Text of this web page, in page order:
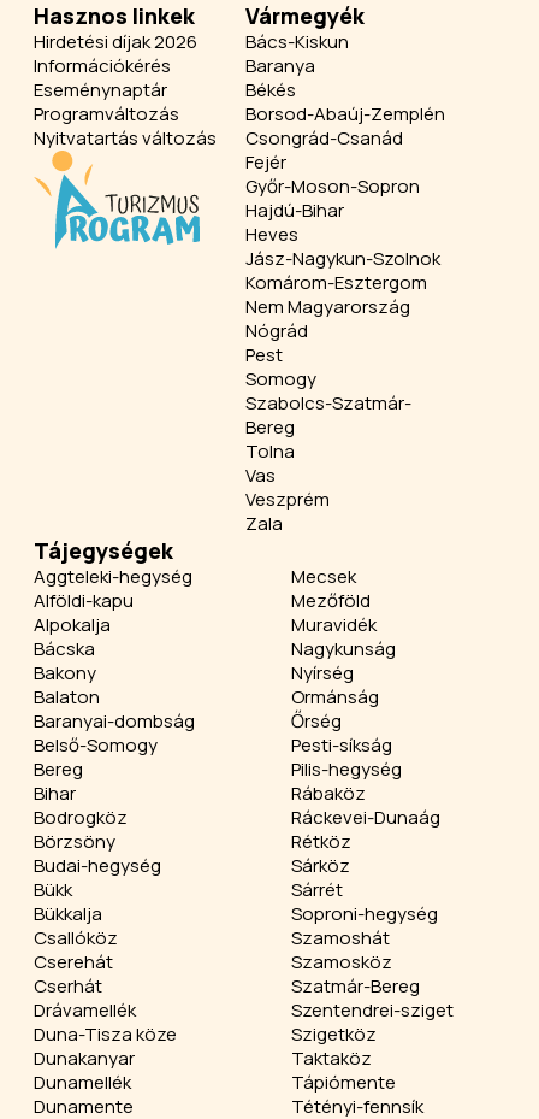
Hasznos linkek
Hirdetési díjak 2026
Információkérés
Eseménynaptár
Programváltozás
Nyitvatartás változás
Vármegyék
Bács-Kiskun
Baranya
Békés
Borsod-Abaúj-Zemplén
Csongrád-Csanád
Fejér
Győr-Moson-Sopron
Hajdú-Bihar
Heves
Jász-Nagykun-Szolnok
Komárom-Esztergom
Nem Magyarország
Nógrád
Pest
Somogy
Szabolcs-Szatmár-
Bereg
Tolna
Vas
Veszprém
Zala
Tájegységek
Aggteleki-hegység
Alföldi-kapu
Alpokalja
Bácska
Bakony
Balaton
Baranyai-dombság
Belső-Somogy
Bereg
Bihar
Bodrogköz
Börzsöny
Budai-hegység
Bükk
Bükkalja
Csallóköz
Cserehát
Cserhát
Drávamellék
Duna-Tisza köze
Dunakanyar
Dunamellék
Dunamente
Mecsek
Mezőföld
Muravidék
Nagykunság
Nyírség
Ormánság
Őrség
Pesti-síkság
Pilis-hegység
Rábaköz
Ráckevei-Dunaág
Rétköz
Sárköz
Sárrét
Soproni-hegység
Szamoshát
Szamosköz
Szatmár-Bereg
Szentendrei-sziget
Szigetköz
Taktaköz
Tápiómente
Tétényi-fennsík